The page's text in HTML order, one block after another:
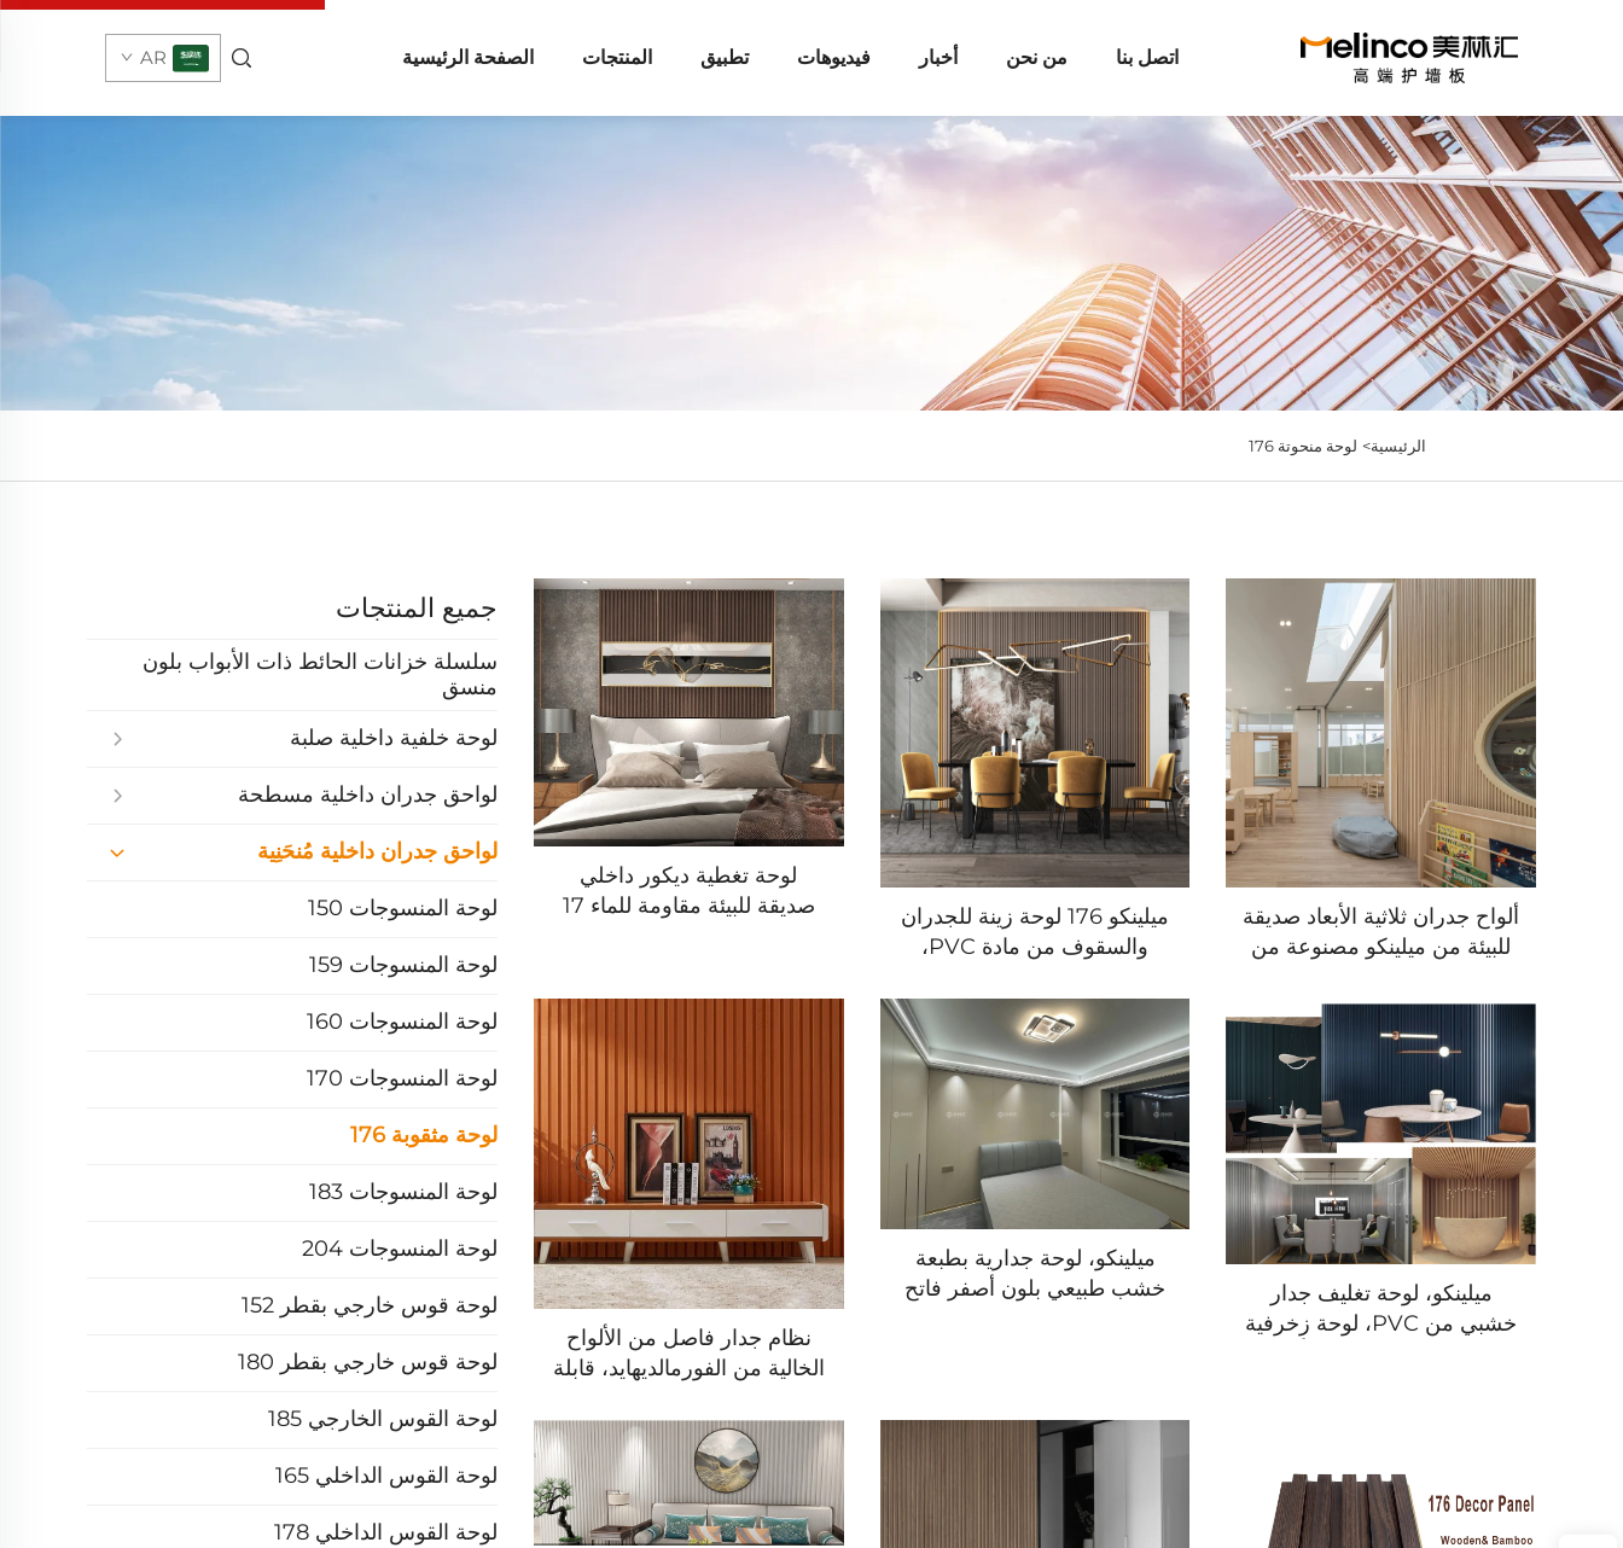
الصفحة الرئيسية المنتجات تطبيق فيديوهات أخبار من نحن اتصل بنا AR
الرئيسية> لوحة منحوتة 176
جميع المنتجات
سلسلة خزانات الحائط ذات الأبواب بلون
منسق
لوحة خلفية داخلية صلبة
لواحق جدران داخلية مسطحة
لواحق جدران داخلية مُنحَنِية
لوحة المنسوجات 150
لوحة المنسوجات 159
لوحة المنسوجات 160
لوحة المنسوجات 170
لوحة مثقوبة 176
لوحة المنسوجات 183
لوحة المنسوجات 204
لوحة قوس خارجي بقطر 152
لوحة قوس خارجي بقطر 180
لوحة القوس الخارجي 185
لوحة القوس الداخلي 165
لوحة القوس الداخلي 178
ألواح جدران ثلاثية الأبعاد صديقة
للبيئة من ميلينكو مصنوعة من
والصالة - تصميم عصري بسيط
مقاوم للماء والنار
ميلينكو 176 لوحة زينة للجدران
والسقوف من مادة PVC،
صناعي لغرفة المعيشة، تصميم
عصري للاستخدام المنزلي
لوحة تغطية ديكور داخلي
صديقة للبيئة مقاومة للماء 17
وWPC للجدران
ميلينكو، لوحة تغليف جدار
خشبي من PVC، لوحة زخرفية
ميلينكو، لوحة جدارية بطبعة
خشب طبيعي بلون أصفر فاتح
نظام جدار فاصل من الألواح
الخالية من الفورمالديهايد، قابلة
للرطوبة، تصميم داخلي متكامل